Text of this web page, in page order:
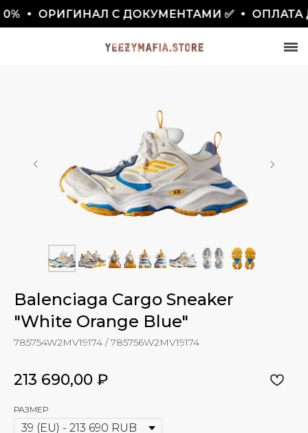
ОРИГИНАЛ С ДОКУМЕНТАМИ ✅ ОПЛАТА
СКИДКА 7777₽ ПО ПРОМОКОДУ BLACKFRIDAY
Balenciaga Cargo Sneaker
"White Orange Blue"
785754W2MV19174 / 785756W2MV19174
213 690,00 ₽
РАЗМЕР